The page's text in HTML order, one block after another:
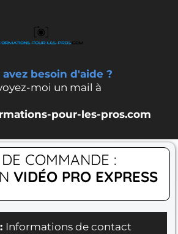
avez besoin d'aide ?
moi un mail à
pour-les-pros.com
COMMANDE :
VIDÉO PRO EXPRESS
Informations de contact